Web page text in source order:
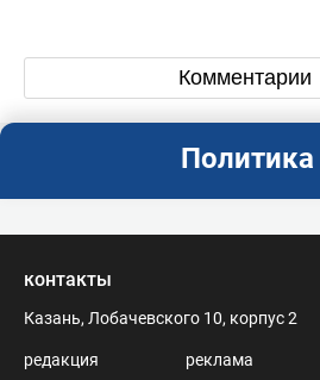
Комментарии
Политика
контакты
Казань, Лобачевского 10, корпус 2
редакция
реклама